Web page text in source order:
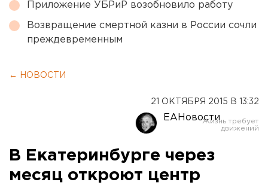
Приложение УБРиР возобновило работу
Возвращение смертной казни в России сочли
преждевременным
← НОВОСТИ
21 ОКТЯБРЯ 2015 В 13:32
ЕАНовости
В Екатеринбурге через
месяц откроют центр